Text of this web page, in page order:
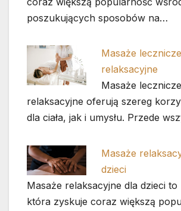
poszukujących sposobów na…
Masaże
relaksacyjne
Masaże
relaksacyjne oferują szereg
dla ciała, jak i umysłu. Przede
Masaże
dzieci
Masaże relaksacyjne dla dzieci
która zyskuje coraz większą